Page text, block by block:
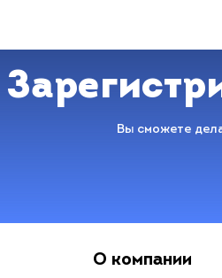
Вы сможете
О компании